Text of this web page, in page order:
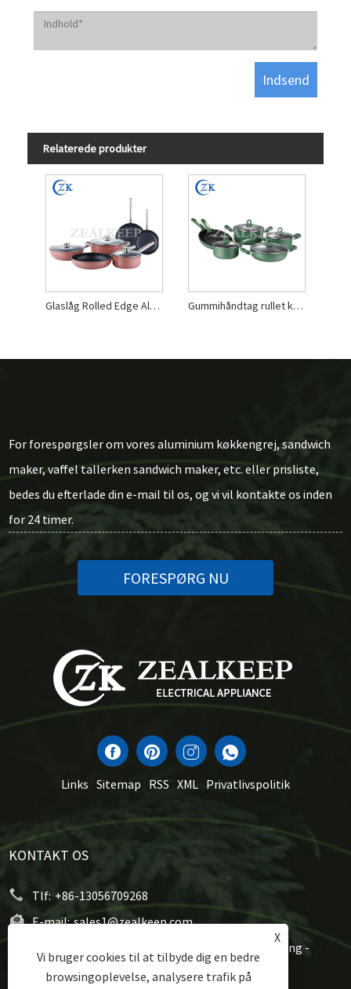
Relaterede produkter
Glaslåg Rolled Edge Aluminium Nonstick Køkkengrej Sæt Gummihåndtag rullet kant aluminium nonstick køkkengrej sæt
For forespørgsler om vores aluminium køkkengrej, sandwich
maker, vaffel tallerken sandwich maker, etc. eller prisliste,
bedes du efterlade din e-mail til os, og vi vil kontakte os inden
for 24 timer.
FORESPØRG NU
Links Sitemap RSS XML Privatlivspolitik
KONTAKT OS
Tlf: +86-13056709268
E-mail: sales1@zealkeep.com
Saint Street, Cixi City og City City, Zhejiang -
provinsen, Kina
X
Vi bruger cookies til at tilbyde dig en bedre
browsingoplevelse, analysere trafik på